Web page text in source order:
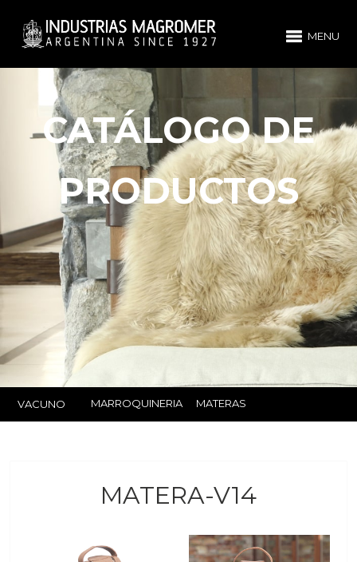
MENU
CATÁLOGO DE
PRODUCTOS
VACUNO MARROQUINERIA MATERAS
MATERA-V14